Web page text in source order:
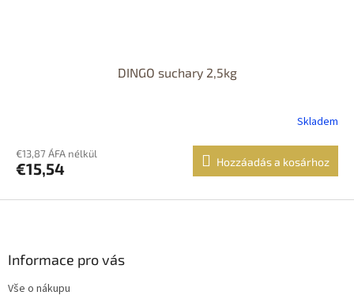
DINGO suchary 2,5kg
Skladem
€13,87 ÁFA nélkül
€15,54 Hozzáadás a kosárhoz
Informace pro vás
Vše o nákupu